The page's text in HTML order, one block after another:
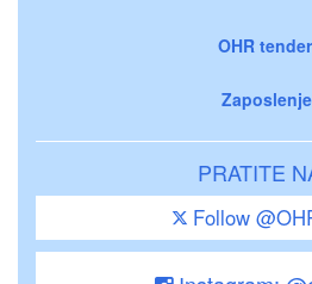
OHR
Zaposlenje
PRATITE
Follow